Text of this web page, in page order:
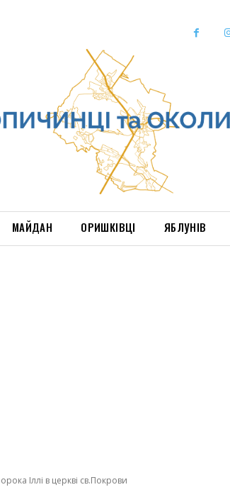
МАЙДАН ОРИШКІВЦІ ЯБЛУНІВ
Іллі в церкві св.Покрови